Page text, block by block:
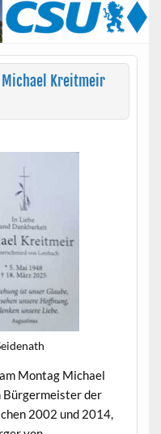
Michael Kreitmeir
Mon­tag Michael
Bürg­er­meis­ter der
2002 und 2014,